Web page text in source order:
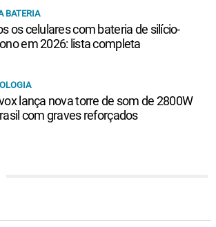
BATERIA
os celulares com bateria de silício-
em 2026: lista completa
lança nova torre de som de 2800W
com graves reforçados